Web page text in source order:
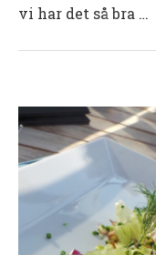
vi har det så bra …